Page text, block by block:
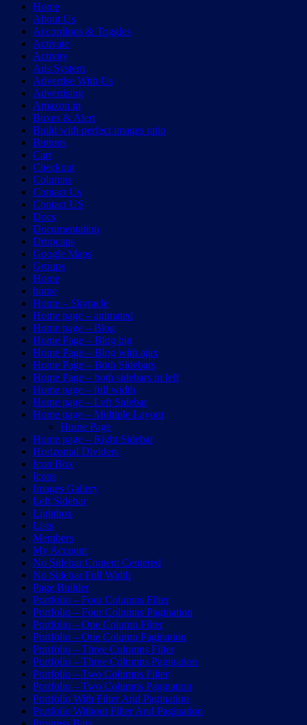
Home
About Us
Accordions & Toggles
Activate
Activity
Ads System
Advertise With Us
Advertising
Amazon.in
Boxes & Alert
Build with perfect images ratio
Buttons
Cart
Checkout
Columns
Contact Us
Contact US
Docs
Documentation
Dropcaps
Google Maps
Groups
Home
home
Home – Skyracle
Home page – animated
Home page – Blog
Home Page – Blog big
Home Page – Blog with ajax
Home Page – Both Sidebars
Home Page – both sidebars in left
Home page – full width
Home page – Left Sidebar
Home page – Multiple Layout
Home Page
Home page – Right Sidebar
Horizontal Dividers
Icon Box
Icons
Images Gallery
Left Sidebar
Lightbox
Lists
Members
My Account
No Sidebar Content Centered
No Sidebar Full Width
Page Builder
Portfolio – Four Columns Filter
Portfolio – Four Columns Pagination
Portfolio – One Column Filter
Portfolio – One Column Pagination
Portfolio – Three Columns Filter
Portfolio – Three Columns Pagination
Portfolio – Two Columns Filter
Portfolio – Two Columns Pagination
Portfolio With Filter And Pagination
Portfolio Without Filter And Pagination